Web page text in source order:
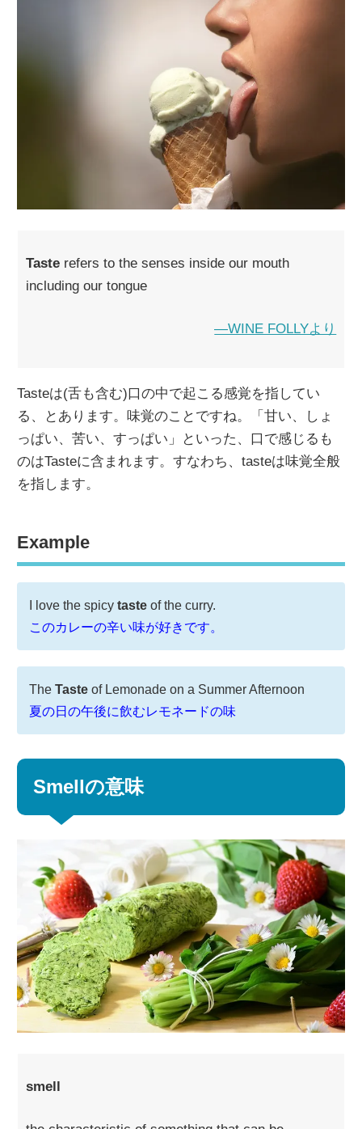
Tasterefers to the senses inside our mouth
including our tongue
―WINE FOLLYより
Tasteは(舌も含む)口の中で起こる感覚を指してい
る、とあります。味覚のことですね。「甘い、しょ
っぱい、苦い、すっぱい」といった、口で感じるも
のはTasteに含まれます。すなわち、tasteは味覚全般
を指します。
Example
I love the spicy tasteof the curry.
このカレーの辛い味が好きです。
The Tasteof Lemonade on a Summer Afternoon
夏の日の午後に飲むレモネードの味
Smellの意味
smell